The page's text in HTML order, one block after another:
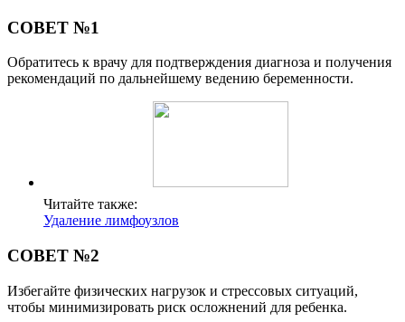
СОВЕТ №1
Обратитесь к врачу для подтверждения диагноза и получения
рекомендаций по дальнейшему ведению беременности.
Читайте также:
Удаление лимфоузлов
СОВЕТ №2
Избегайте физических нагрузок и стрессовых ситуаций,
чтобы минимизировать риск осложнений для ребенка.